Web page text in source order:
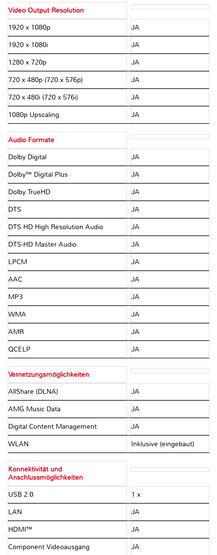
Video Output Resolution
1920 x 1080p JA
1920 x 1080i JA
1280 x 720p JA
720 x 480p (720 x 576p) JA
720 x 480i (720 x 576i) JA
1080p Upscaling JA
Audio Formate
Dolby Digital JA
Dolby™ Digital Plus JA
Dolby TrueHD JA
DTS JA
DTS HD High Resolution Audio JA
DTS-HD Master Audio JA
LPCM JA
AAC JA
MP3 JA
WMA JA
AMR JA
QCELP JA
Vernetzungsmöglichkeiten
AllShare (DLNA) JA
AMG Music Data JA
Digital Content Management JA
WLAN Inklusive (eingebaut)
Konnektivität und
Anschlussmöglichkeiten
USB 2.0 1 x
LAN JA
HDMI™ JA
Component Videoausgang JA